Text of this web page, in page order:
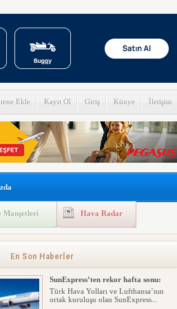
Ekle Kayıt Ol Giriş Künye İletişim
Manşetleri Hava Radar
En Son Haberler
SunExpress’ten rekor hafta sonu:
Türk Hava Yolları ve Lufthansa’nın
ortak kuruluşu olan SunExpress...